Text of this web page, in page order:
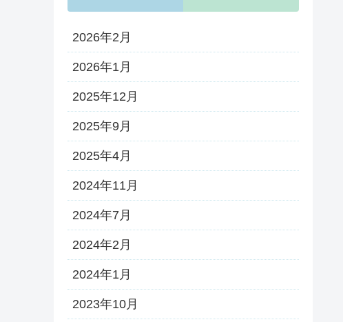
2026年2月
2026年1月
2025年12月
2025年9月
2025年4月
2024年11月
2024年7月
2024年2月
2024年1月
2023年10月